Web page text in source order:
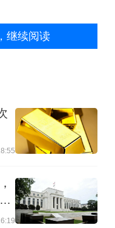
继续阅读